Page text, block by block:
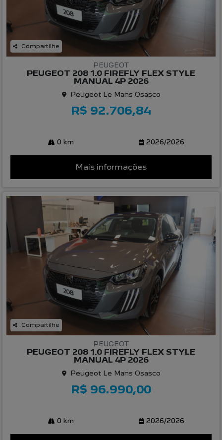
Compartilhe
PEUGEOT
PEUGEOT 208 1.0 FIREFLY FLEX STYLE
MANUAL 4P 2026
Peugeot Le Mans Osasco
R$ 92.706,84
0 km 2026/2026
Mais informações
Compartilhe
PEUGEOT
PEUGEOT 208 1.0 FIREFLY FLEX STYLE
MANUAL 4P 2026
Peugeot Le Mans Osasco
R$ 96.990,00
0 km 2026/2026